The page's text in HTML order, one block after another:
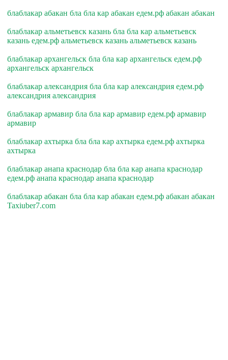
блаблакар абакан бла бла кар абакан едем.рф абакан абакан
блаблакар альметьевск казань бла бла кар альметьевск
казань едем.рф альметьевск казань альметьевск казань
блаблакар архангельск бла бла кар архангельск едем.рф
архангельск архангельск
блаблакар александрия бла бла кар александрия едем.рф
александрия александрия
блаблакар армавир бла бла кар армавир едем.рф армавир
армавир
блаблакар ахтырка бла бла кар ахтырка едем.рф ахтырка
ахтырка
блаблакар анапа краснодар бла бла кар анапа краснодар
едем.рф анапа краснодар анапа краснодар
блаблакар абакан бла бла кар абакан едем.рф абакан абакан
Taxiuber7.com